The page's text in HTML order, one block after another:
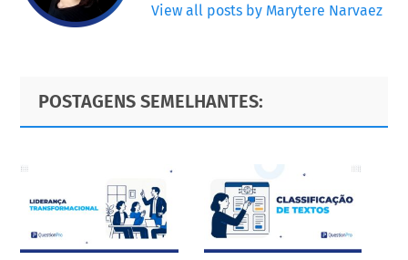
View all posts by Marytere Narvaez
Primary
Sidebar
Footer
POSTAGENS SEMELHANTES: